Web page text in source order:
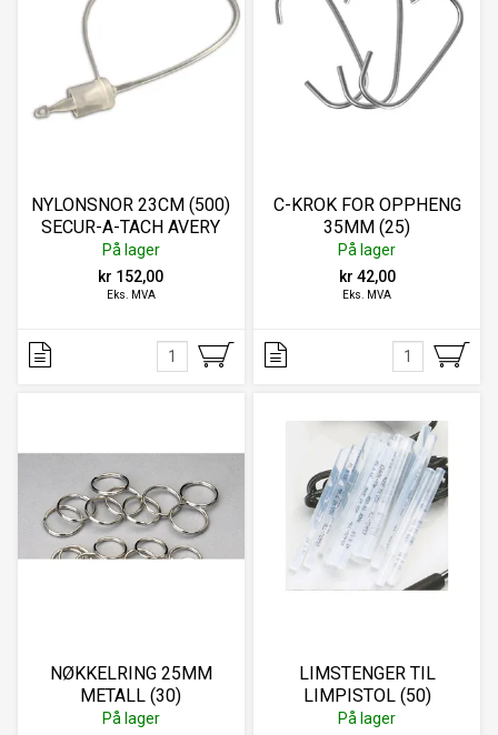
NYLONSNOR 23CM (500)
SECUR-A-TACH AVERY
DENNISON
På lager
kr 152,00
Eks. MVA
C-KROK FOR OPPHENG
35MM (25)
På lager
kr 42,00
Eks. MVA
NØKKELRING 25MM
METALL (30)
På lager
LIMSTENGER TIL
LIMPISTOL (50)
På lager